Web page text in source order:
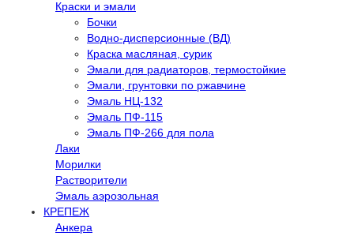
Краски и эмали
Бочки
Водно-дисперсионные (ВД)
Краска масляная, сурик
Эмали для радиаторов, термостойкие
Эмали, грунтовки по ржавчине
Эмаль НЦ-132
Эмаль ПФ-115
Эмаль ПФ-266 для пола
Лаки
Морилки
Растворители
Эмаль аэрозольная
КРЕПЕЖ
Анкера